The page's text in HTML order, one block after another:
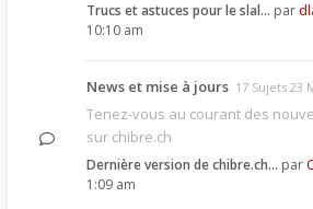
Trucs et astuces pour le slal… par
10:10 am
News et mise à jours 17 Sujets 23
Tenez-vous au courant des
sur chibre.ch
Dernière version de chibre.ch… par
1:09 am